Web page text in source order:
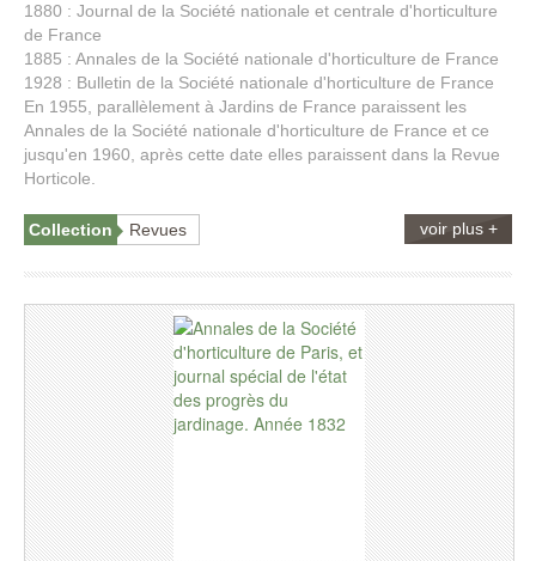
1880 : Journal de la Société nationale et centrale d'horticulture
de France
1885 : Annales de la Société nationale d'horticulture de France
1928 : Bulletin de la Société nationale d'horticulture de France
En 1955, parallèlement à Jardins de France paraissent les
Annales de la Société nationale d'horticulture de France et ce
jusqu'en 1960, après cette date elles paraissent dans la Revue
Horticole.
Collection Revues voir plus +